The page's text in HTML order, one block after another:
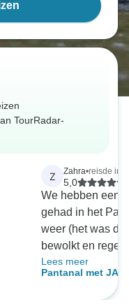
TourRadar-
Z Zahra•reisde in
5,0
We hebben een
gehad in het
weer (het was
bewolkt en
zeker niet aan
We hebben
kajaktochten en
Lees meer
Pantanal met
half mei tot